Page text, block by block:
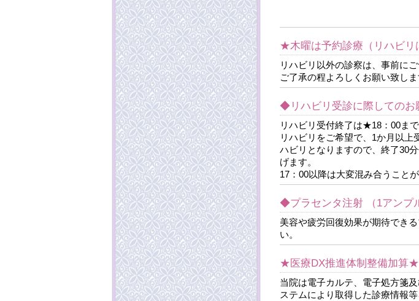
★木曜は予約診療（リハビ
リハビリ以外の診察は、事前にご
ご了承の程よろしくお願い致しま
◆リハビリ受診に際しての
リハビリ受付終了は★18：00ま
リハビリをご希望で、1か月以上
ハビリとなりますので、終了30
げます。
17：00以降は大変混み合うこと
◆プラセンタ注射 （1アンプ
美容や疲労回復効果が期待でき
い。
★医療DX推進体制整備加算★
当院は電子カルテ、電子処方箋
ステムにより取得した診療情報